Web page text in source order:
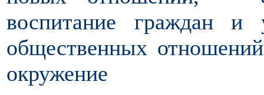
воспитание граждан и
общественных
окружение